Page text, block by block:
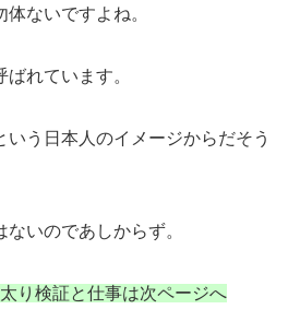
ないですよね。
れています。
いう日本人のイメージからだそう
いのであしからず。
り検証と仕事は次ページへ